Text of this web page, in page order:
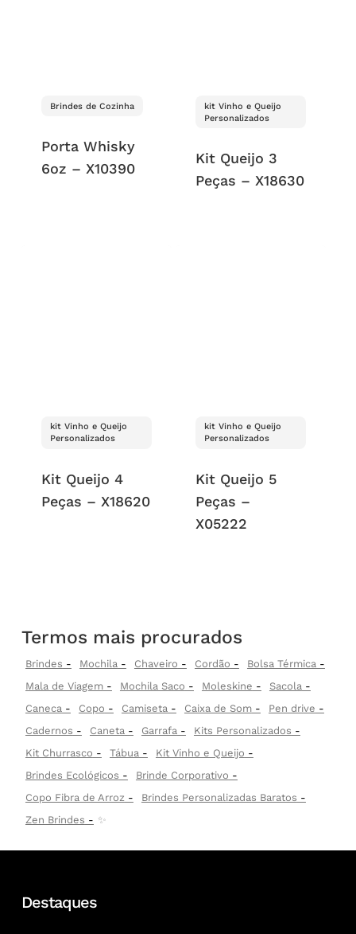
Brindes de Cozinha
Porta Whisky
6oz – X10390
kit Vinho e Queijo
Personalizados
Kit Queijo 3
Peças – X18630
kit Vinho e Queijo
Personalizados
Kit Queijo 4
Peças – X18620
kit Vinho e Queijo
Personalizados
Kit Queijo 5
Peças –
X05222
Termos mais procurados
Brindes Mochila Chaveiro Cordão
Bolsa Térmica
Mala de Viagem
Mochila Saco Moleskine
Sacola
Caneca
Copo Camiseta Caixa de Som
Pen drive
Cadernos
Caneta Garrafa
Kits Personalizados
Kit Churrasco
Tábua
Kit Vinho e Queijo
Brindes Ecológicos
Brinde Corporativo
Copo Fibra de Arroz
Brindes Personalizadas Baratos
Zen Brindes
✨
Destaques